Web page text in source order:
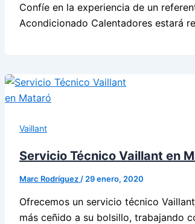
Confíe en la experiencia de un
Acondicionado Calentadores estará
Vaillant
Servicio Técnico Vaillant en
Marc Rodríguez / 29 enero, 2020
Ofrecemos un servicio técnico
más ceñido a su bolsillo, trabajando